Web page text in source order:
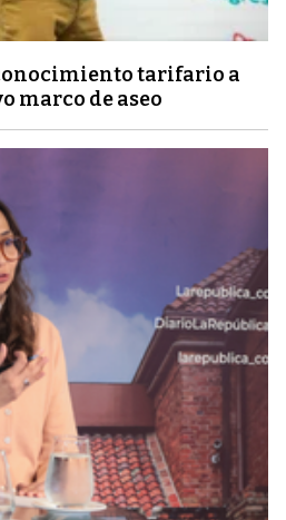
tarifario a
marco de aseo